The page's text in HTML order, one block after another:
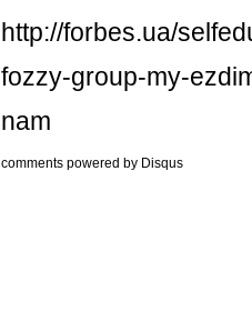
http://forbes.ua/
fozzy-group-my-
nam
comments powered by Disqus